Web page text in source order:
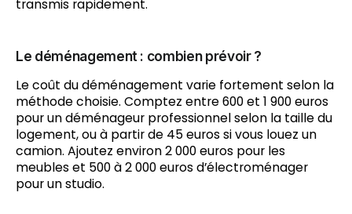
transmis rapidement.
Le déménagement : combien prévoir ?
Le coût du déménagement varie fortement selon la
méthode choisie. Comptez entre 600 et 1 900 euros
pour un déménageur professionnel selon la taille du
logement, ou à partir de 45 euros si vous louez un
camion. Ajoutez environ 2 000 euros pour les
meubles et 500 à 2 000 euros d’électroménager
pour un studio.